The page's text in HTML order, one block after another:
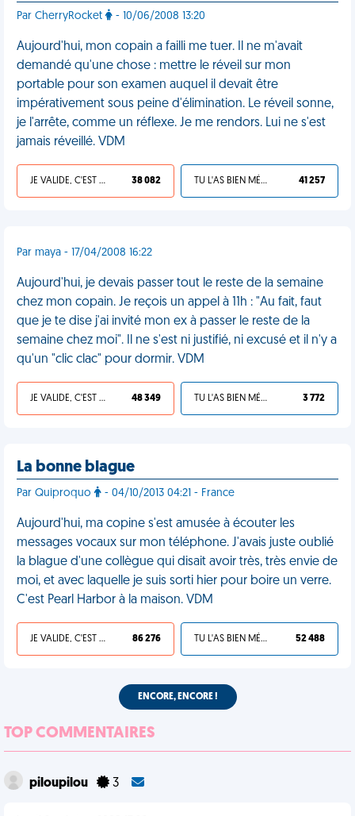
Par CherryRocket - 10/06/2008 13:20
Aujourd'hui, mon copain a failli me tuer. Il ne m'avait
demandé qu'une chose : mettre le réveil sur mon
portable pour son examen auquel il devait être
impérativement sous peine d'élimination. Le réveil sonne,
je l'arrête, comme un réflexe. Je me rendors. Lui ne s'est
jamais réveillé. VDM
JE VALIDE, C'EST UNE VDM 38 082 TU L'AS BIEN MÉRITÉ 41 257
Par maya - 17/04/2008 16:22
Aujourd'hui, je devais passer tout le reste de la semaine
chez mon copain. Je reçois un appel à 11h : "Au fait, faut
que je te dise j'ai invité mon ex à passer le reste de la
semaine chez moi". Il ne s'est ni justifié, ni excusé et il n'y a
qu'un "clic clac" pour dormir. VDM
JE VALIDE, C'EST UNE VDM 48 349 TU L'AS BIEN MÉRITÉ 3 772
La bonne blague
Par Quiproquo - 04/10/2013 04:21 - France
Aujourd'hui, ma copine s'est amusée à écouter les
messages vocaux sur mon téléphone. J'avais juste oublié
la blague d'une collègue qui disait avoir très, très envie de
moi, et avec laquelle je suis sorti hier pour boire un verre.
C'est Pearl Harbor à la maison. VDM
JE VALIDE, C'EST UNE VDM 86 276 TU L'AS BIEN MÉRITÉ 52 488
ENCORE, ENCORE !
TOP COMMENTAIRES
piloupilou 3